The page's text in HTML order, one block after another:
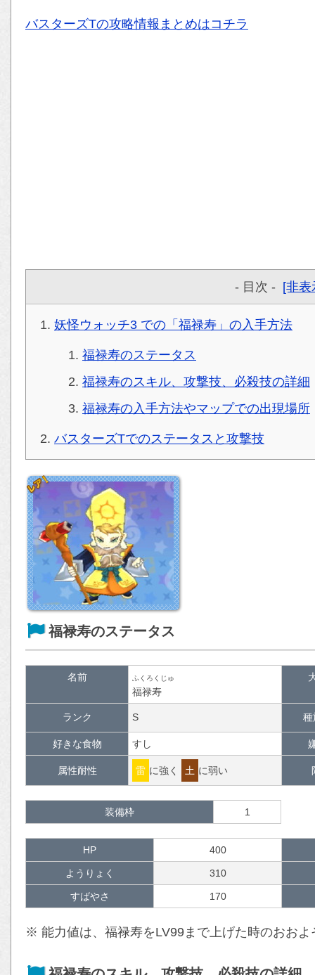
バスターズTの攻略情報まとめはコチラ
- 目次 - [非表
妖怪ウォッチ3 での「福禄寿」の入手方法
福禄寿のステータス
福禄寿のスキル、攻撃技、必殺技の詳細
福禄寿の入手方法やマップでの出現場所
バスターズTでのステータスと攻撃技
福禄寿のステータス
名前 ふくろくじゅ
福禄寿
ランク S 種
好きな食物 すし
属性耐性 雷 に強く 土 に弱い
装備枠 1
HP 400
ようりょく 310
すばやさ 170
※ 能力値は、福禄寿をLV99まで上げた時のおおよ